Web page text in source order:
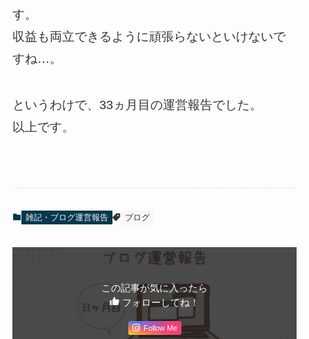
す。
収益も両立できるように頑張らないといけないで
すね…。
というわけで、33ヵ月目の運営報告でした。
以上です。
雑記・ブログ運営報告 ブログ
この記事が気に入ったら
フォローしてね！
Follow Me